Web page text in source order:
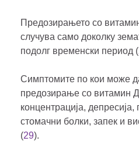
Предозирањето со
случува само доколку
подолг временски период (
Симптомите по кои може
предозирање со витамин Д
концентрација,
стомачни болки, запек и
(29).